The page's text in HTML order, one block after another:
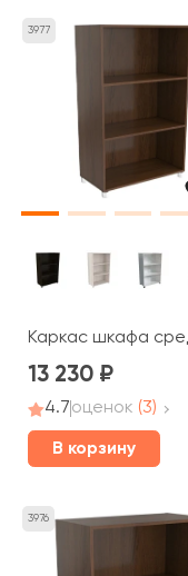
3977
Каркас шкафа
13 230
4.7оценок (3)
В корзину
3976